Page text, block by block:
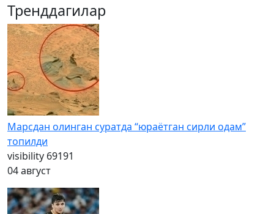
Тренддагилар
Марсдан олинган суратда “юраётган сирли одам”
топилди
visibility 69191
04 август